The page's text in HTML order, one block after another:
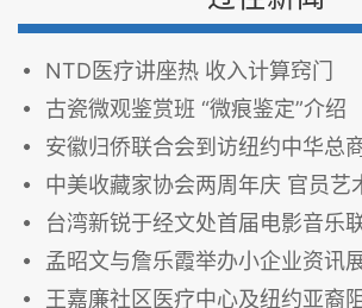
NTD医疗讲座热 收入计算窍门
古瓷微观鉴赏班 “微痕鉴定”介绍
安徽归侨联合会到访纽约中华总
中美收藏家协会两周年庆 官员艺
台湾新锐于经文处首届电影音乐
孟昭文与詹乐霞举办小企业资讯
王嘉廉社区医疗中心及纽约亚裔阻